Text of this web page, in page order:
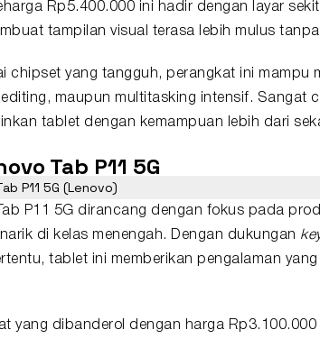
Rp5.400.000 ini hadir dengan layar
tampilan visual terasa lebih mulus
chipset yang tangguh, perangkat ini mampu
maupun multitasking intensif. Sangat
tablet dengan kemampuan lebih dari
Tab P11 5G
P11 5G (Lenovo)
Tab P11 5G dirancang dengan fokus pada
di kelas menengah. Dengan dukungan
tablet ini memberikan pengalaman
yang dibanderol dengan harga